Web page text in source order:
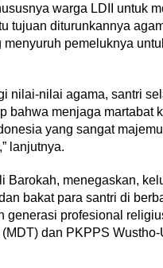
warga LDII untuk
tujuan diturunkannya
pemeluknya
nilai-nilai agama, santri
bahwa menjaga martabat
yang sangat
lanjutnya.
menegaskan,
bakat para santri di
profesional
dan PKPPS